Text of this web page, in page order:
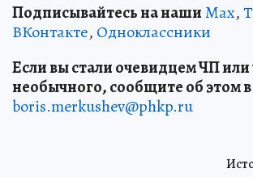
Подписывайтесь на нашиMax,
ВКонтакте, Одноклассники
Если вы стали очевидцем ЧП или
необычного, сообщите об этом
boris.merkushev@phkp.ru